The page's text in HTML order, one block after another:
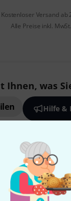
Kostenloser Versand ab
Alle Preise inkl. MwSt.
Ihnen, was
Hilfe &